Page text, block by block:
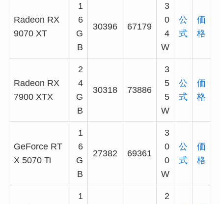
Radeon RX
9070 XT
1
6
G
B
30396 67179
3
0
4
W
公
式
価
格
Radeon RX
7900 XTX
2
4
G
B
30318 73886
3
5
5
W
公
式
価
格
GeForce RT
X 5070 Ti
1
6
G
B
27382 69361
3
0
0
W
公
式
価
格
1
2